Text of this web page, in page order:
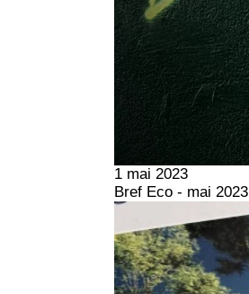
1 mai 2023
Bref Eco - mai 2023